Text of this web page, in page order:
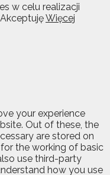
w celu realizacji
AkceptujęWięcej
your experience
Out of these, the
are stored on
the working of basic
use third-party
how you use